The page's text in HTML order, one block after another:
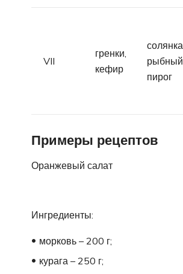
VII
гренки,
кефир
солянка,
рыбный
пирог
Примеры рецептов
Оранжевый салат
Ингредиенты:
морковь – 200 г;
курага – 250 г;